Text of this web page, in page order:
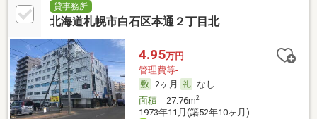
貸事務所
北海道札幌市白石区本通２丁目北
4.95万円
管理費等-
2ヶ月
なし
面積27.76m2
1973年11月(築52年10ヶ月)